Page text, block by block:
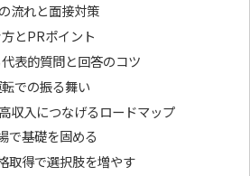
流れと面接対策
とPRポイント
表的質問と回答のコツ
での振る舞い
収入につなげるロードマップ
で基礎を固める
取得で選択肢を増やす